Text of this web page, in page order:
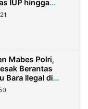
IUP hingga
Mabes Polri,
Berantas
Bara Ilegal di